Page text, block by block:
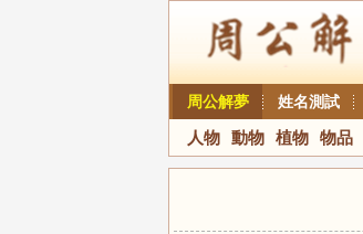
周公解夢
姓名測試
人物 動物 植物 物品